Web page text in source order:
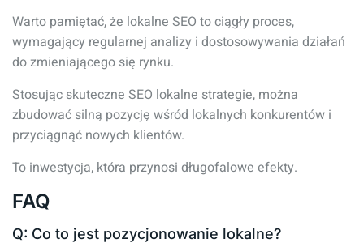
Warto pamiętać, że lokalne SEO to ciągły proces,
wymagający regularnej analizy i dostosowywania działań
do zmieniającego się rynku.
Stosując skuteczne SEO lokalne strategie, można
zbudować silną pozycję wśród lokalnych konkurentów i
przyciągnąć nowych klientów.
To inwestycja, która przynosi długofalowe efekty.
FAQ
Q: Co to jest pozycjonowanie lokalne?